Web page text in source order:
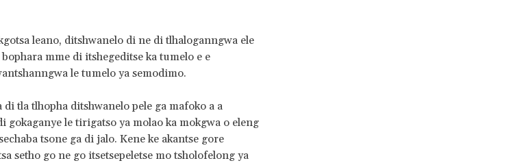
leano, ditshwanelo di ne di tlhaloganngwa ele
mme di itshegeditse ka tumelo e e
le tumelo ya semodimo.
tla tlhopha ditshwanelo pele ga mafoko a a
le tirigatso ya molao ka mokgwa o eleng
tsone ga di jalo. Kene ke akantse gore
setho go ne go itsetsepeletse mo tsholofelong ya